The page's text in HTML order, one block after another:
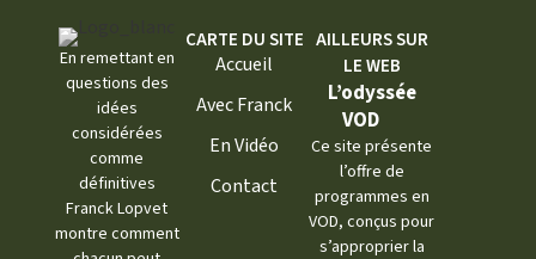
En remettant en
questions des
idées
considérées
comme
définitives
Franck Lopvet
montre comment
CARTE DU SITE
Accueil
Avec Franck
En Vidéo
Contact
AILLEURS SUR
LE WEB
L’odyssée
VOD
Ce site présente
l’offre de
programmes en
VOD, conçus pour
s’approprier la